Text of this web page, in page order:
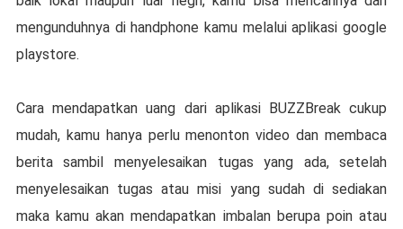
mengunduhnya di handphone kamu melalui aplikasi google
playstore.
Cara mendapatkan uang dari aplikasi BUZZBreak cukup
mudah, kamu hanya perlu menonton video dan membaca
berita sambil menyelesaikan tugas yang ada, setelah
menyelesaikan tugas atau misi yang sudah di sediakan
maka kamu akan mendapatkan imbalan berupa poin atau